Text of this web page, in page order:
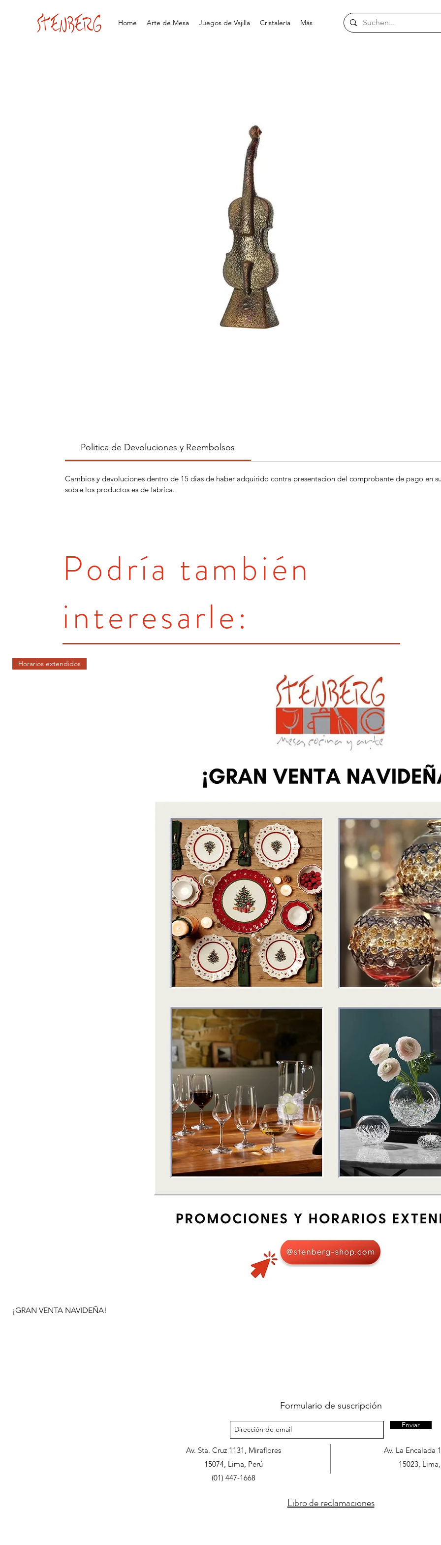
Home Arte de Mesa Juegos de Vajilla Cristalería Más
Politica de Devoluciones y Reembolsos
Cambios y devoluciones dentro de 15 dias de haber adquirido contra presentacion del comprobante de pago en
sobre los productos es de fabrica.
Horarios extendidos
¡GRAN VENTA NAVIDEÑA!
Podría también
interesarle:
Formulario de suscripción
Enviar
Av. Sta. Cruz 1131, Miraflores
15074, Lima, Perú
Av. La Encalada
15023,
(01) 447-1668
Libro de reclamaciones